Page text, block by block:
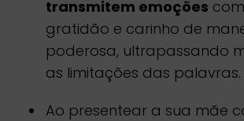
transmitem emoções
gratidão e carinho de
poderosa, ultrapassando
as limitações das palavras.
Ao presentear a sua mãe